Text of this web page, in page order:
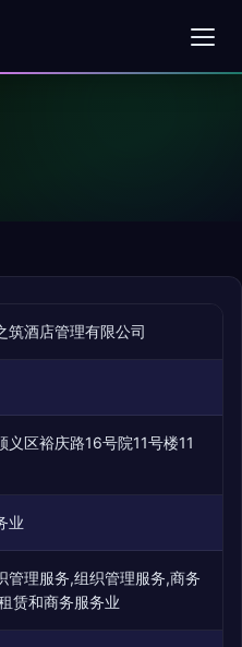
筑酒店管理有限公司
义区裕庆路16号院11号楼11
业
管理服务,组织管理服务,商务
赁和商务服务业